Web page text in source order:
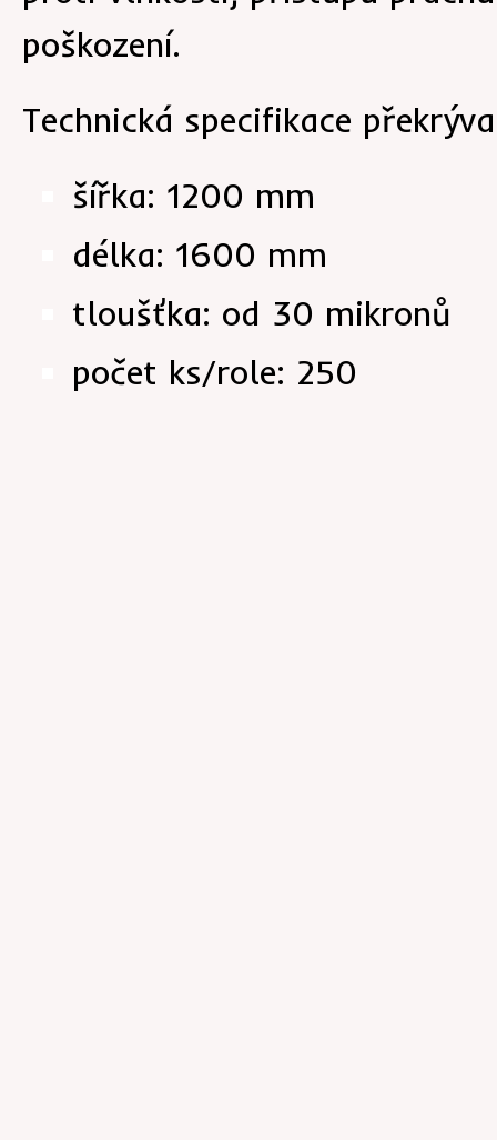
poškození.
Technická specifikace
šířka: 1200 mm
délka: 1600 mm
tloušťka: od 30 mikronů
počet ks/role: 250